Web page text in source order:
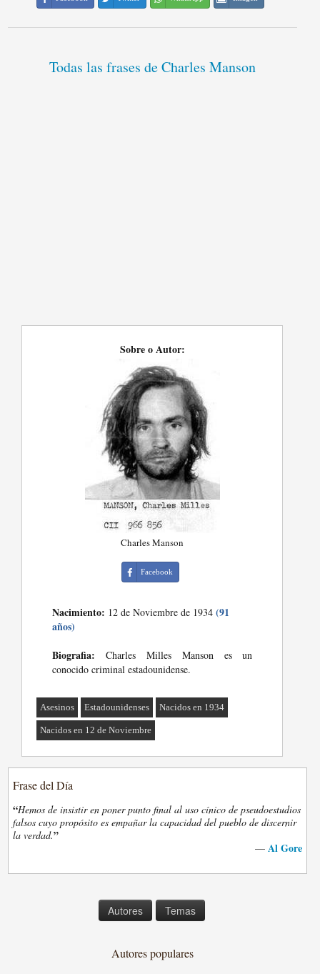
Todas las frases de Charles Manson
Sobre o Autor:
Charles Manson
Facebook
Nacimiento: 12 de Noviembre de 1934(91
años)
Biografia: Charles Milles Manson es un
conocido criminal estadounidense.
Asesinos Estadounidenses Nacidos en 1934
Nacidos en 12 de Noviembre
Frase del Día
“Hemos de insistir en poner punto final al uso cínico de pseudoestudios
falsos cuyo propósito es empañar la capacidad del pueblo de discernir
la verdad.”
— Al Gore
Autores Temas
Autores populares